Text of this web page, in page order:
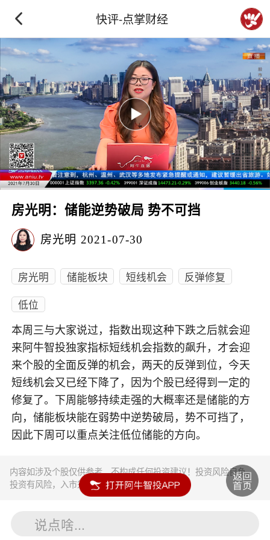
快评-点掌财经
房光明：储能逆势破局 势不可挡
房光明 2021-07-30
房光明 储能板块 短线机会
反弹修复
低位
本周三与大家说过，指数出现这种下跌之后就会迎
来阿牛智投独家指标短线机会指数的飙升，才会迎
来个股的全面反弹的机会，两天的反弹到位，今天
短线机会又已经下降了，因为个股已经得到一定的
修复了。下周能够持续走强的大概率还是储能的方
向，储能板块能在弱势中逆势破局，势不可挡了，
因此下周可以重点关注低位储能的方向。
内容如涉及个股仅供参考，不构成任何投资建议！投资风险自负。
投资有风险，入市须谨慎。
说点啥...